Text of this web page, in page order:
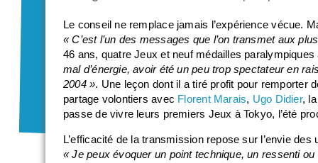
Le conseil ne remplace jamais l’expérience vécue.
« C’est l’un des messages que l’on transmet aux
46 ans, quatre Jeux et neuf médailles
mal d’énergie, avoir été un peu trop spectateur en
2004 ». Une leçon dont il a tiré profit pour remporter
partage volontiers avec Florent Marais, Ugo Didier,
passe de vivre leurs premiers Jeux à Tokyo, l’été
L’efficacité de la transmission repose sur l’envie
« Je peux évoquer un point technique, un ressenti